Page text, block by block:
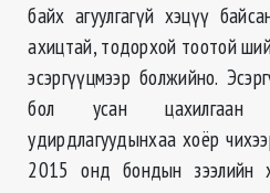
байх агуулгагүй хэцүү
ахицтай, тодорхой тоотой
эсэргүүцмээр болжийно.
бол усан цахилгаан
удирдлагуудынхаа хоёр
2015 онд бондын зээлийн